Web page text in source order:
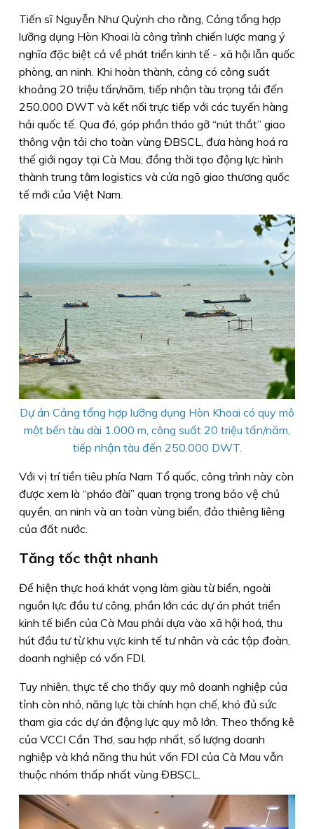
Tiến sĩ Nguyễn Như Quỳnh cho rằng, Cảng tổng hợp
lưỡng dụng Hòn Khoai là công trình chiến lược mang ý
nghĩa đặc biệt cả về phát triển kinh tế - xã hội lẫn quốc
phòng, an ninh. Khi hoàn thành, cảng có công suất
khoảng 20 triệu tấn/năm, tiếp nhận tàu trọng tải đến
250.000 DWT và kết nối trực tiếp với các tuyến hàng
hải quốc tế. Qua đó, góp phần tháo gỡ “nút thắt” giao
thông vận tải cho toàn vùng ĐBSCL, đưa hàng hoá ra
thế giới ngay tại Cà Mau, đồng thời tạo động lực hình
thành trung tâm logistics và cửa ngõ giao thương quốc
tế mới của Việt Nam.
Dự án Cảng tổng hợp lưỡng dụng Hòn Khoai có quy mô
một bến tàu dài 1.000 m, công suất 20 triệu tấn/năm,
tiếp nhận tàu đến 250.000 DWT.
Với vị trí tiền tiêu phía Nam Tổ quốc, công trình này còn
được xem là “pháo đài” quan trọng trong bảo vệ chủ
quyền, an ninh và an toàn vùng biển, đảo thiêng liêng
của đất nước.
Tăng tốc thật nhanh
Để hiện thực hoá khát vọng làm giàu từ biển, ngoài
nguồn lực đầu tư công, phần lớn các dự án phát triển
kinh tế biển của Cà Mau phải dựa vào xã hội hoá, thu
hút đầu tư từ khu vực kinh tế tư nhân và các tập đoàn,
doanh nghiệp có vốn FDI.
Tuy nhiên, thực tế cho thấy quy mô doanh nghiệp của
tỉnh còn nhỏ, năng lực tài chính hạn chế, khó đủ sức
tham gia các dự án động lực quy mô lớn. Theo thống kê
của VCCI Cần Thơ, sau hợp nhất, số lượng doanh
nghiệp và khả năng thu hút vốn FDI của Cà Mau vẫn
thuộc nhóm thấp nhất vùng ĐBSCL.